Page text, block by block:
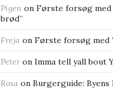
Pigen on Første forsøg med
brød”
Freja on Første forsøg med
Peteron Imma tell yall bout
Rosa on Burgerguide: